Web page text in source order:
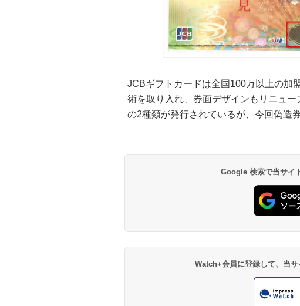
JCBギフトカードは全国100万以上の加
術を取り入れ、券面デザインもリニュ
の2種類が発行されているが、今回偽造
Google 検索で当サイ
Watch+会員に登録して、当